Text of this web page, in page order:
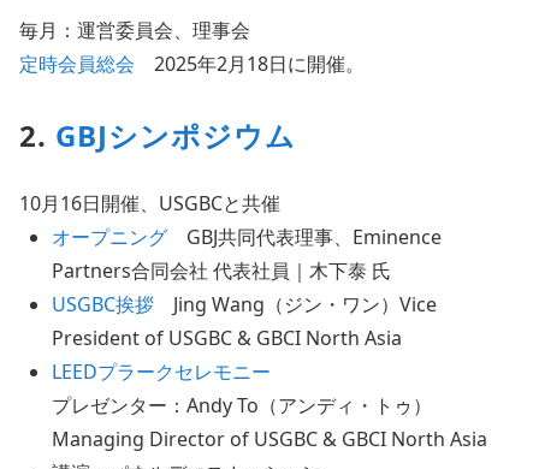
毎月：運営委員会、理事会
定時会員総会 2025年2月18日に開催。
2. GBJシンポジウム
10月16日開催、USGBCと共催
オープニング GBJ共同代表理事、Eminence
Partners合同会社 代表社員｜木下泰 氏
USGBC挨拶 Jing Wang（ジン・ワン）Vice
President of USGBC & GBCI North Asia
LEEDプラークセレモニー
プレゼンター：Andy To（アンディ・トゥ）
Managing Director of USGBC & GBCI North Asia